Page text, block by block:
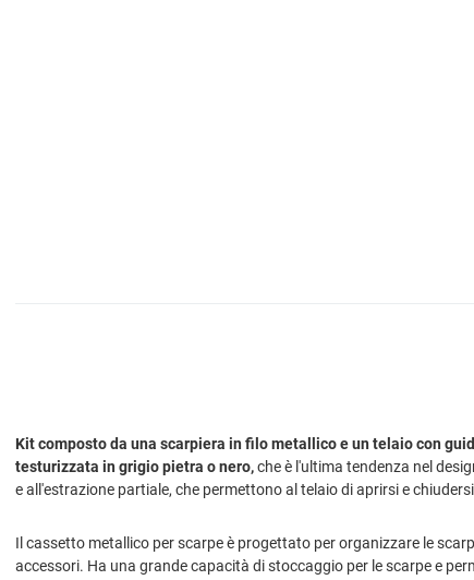
Kit composto da una scarpiera in filo metallico e un telaio con
testurizzata in grigio pietra o nero,che è l'ultima tendenza nel
e all'estrazione partiale, che permettono al telaio di aprirsi e
Il cassetto metallico per scarpe è progettato per organizzare le
accessori. Ha una grande capacità di stoccaggio per le scarpe e